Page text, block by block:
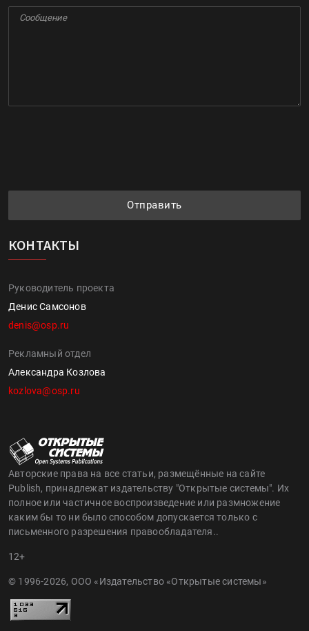
Отправить
КОНТАКТЫ
Руководитель проекта
Денис Самсонов
denis@osp.ru
Рекламный отдел
Александра Козлова
kozlova@osp.ru
Авторские права на все статьи, размещённые на сайте
Publish, принадлежат издательству "Открытые системы". Их
полное или частичное воспроизведение или размножение
каким бы то ни было способом допускается только с
письменного разрешения правообладателя..
12+
© 1996-2026, ООО «Издательство «Открытые системы»